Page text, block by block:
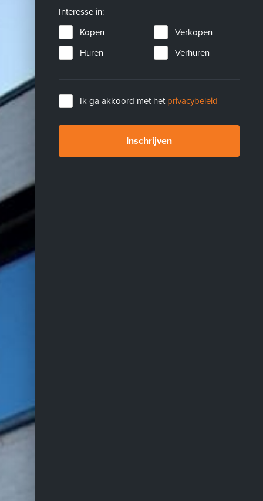
Interesse in:
Kopen
Verkopen
Huren
Verhuren
Ik ga akkoord met het privacybeleid
Inschrijven